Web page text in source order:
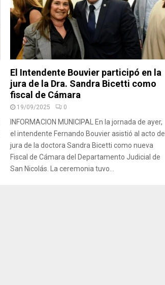
El Intendente Bouvier participó en la
jura de la Dra. Sandra Bicetti como
fiscal de Cámara
19/09/2025 0
INFORMACION MUNICIPAL En la jornada de ayer,
el intendente Fernando Bouvier asistió al acto de
jura de la doctora Sandra Bicetti como nueva
Fiscal de Cámara del Departamento Judicial de
San Nicolás. La ceremonia tuvo...